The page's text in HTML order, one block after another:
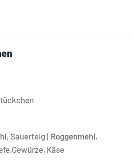
Sauerteig ( Roggenmehl,
Käse